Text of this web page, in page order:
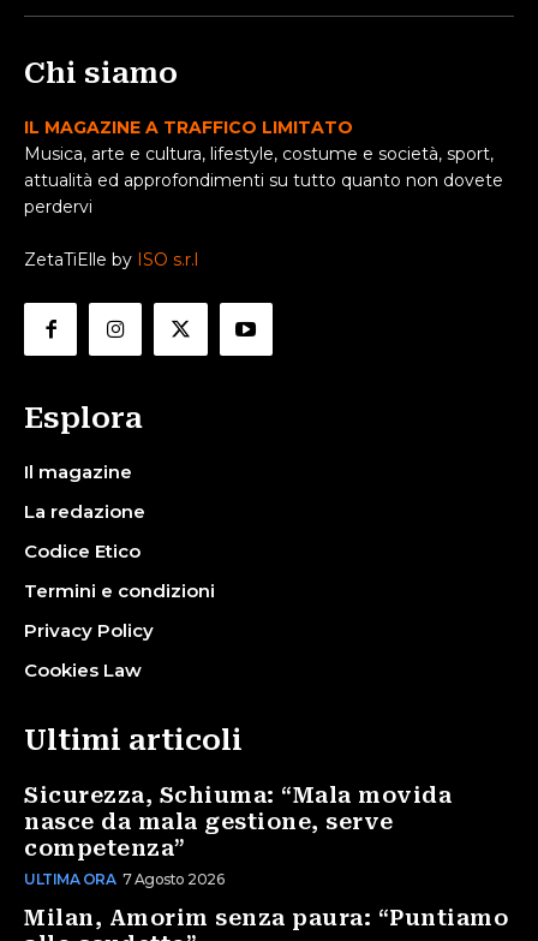
Chi siamo
IL MAGAZINE A TRAFFICO LIMITATO
Musica, arte e cultura, lifestyle, costume e società, sport,
attualità ed approfondimenti su tutto quanto non dovete
perdervi
ZetaTiElle by ISO s.r.l
Esplora
Il magazine
La redazione
Codice Etico
Termini e condizioni
Privacy Policy
Cookies Law
Ultimi articoli
Sicurezza, Schiuma: “Mala movida
nasce da mala gestione, serve
competenza”
ULTIMA ORA 7 Agosto 2026
Milan, Amorim senza paura: “Puntiamo